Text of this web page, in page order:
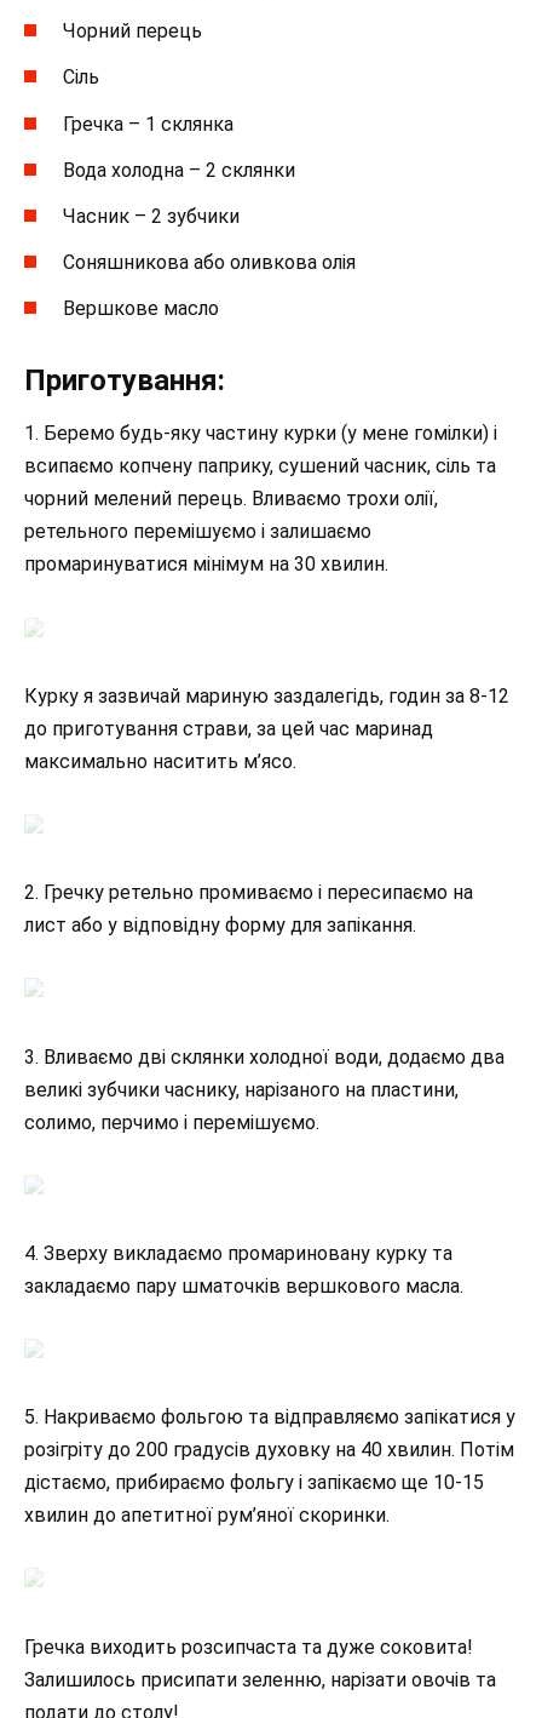
Чорний перець
Сіль
Гречка – 1 склянка
Вода холодна – 2 склянки
Часник – 2 зубчики
Соняшникова або оливкова олія
Вершкове масло
Приготування:
1. Беремо будь-яку частину курки (у мене гомілки) і
всипаємо копчену паприку, сушений часник, сіль та
чорний мелений перець. Вливаємо трохи олії,
ретельного перемішуємо і залишаємо
промаринуватися мінімум на 30 хвилин.
Курку я зазвичай мариную заздалегідь, годин за 8-12
до приготування страви, за цей час маринад
максимально наситить м’ясо.
2. Гречку ретельно промиваємо і пересипаємо на
лист або у відповідну форму для запікання.
3. Вливаємо дві склянки холодної води, додаємо два
великі зубчики часнику, нарізаного на пластини,
солимо, перчимо і перемішуємо.
4. Зверху викладаємо промариновану курку та
закладаємо пару шматочків вершкового масла.
5. Накриваємо фольгою та відправляємо запікатися у
розігріту до 200 градусів духовку на 40 хвилин. Потім
дістаємо, прибираємо фольгу і запікаємо ще 10-15
хвилин до апетитної рум’яної скоринки.
Гречка виходить розсипчаста та дуже соковита!
Залишилось присипати зеленню, нарізати овочів та
подати до столу!